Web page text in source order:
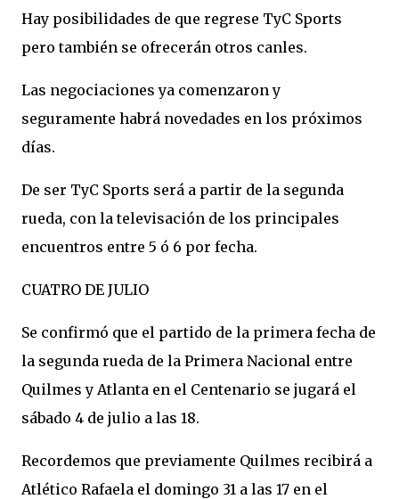
Hay posibilidades de que regrese TyC Sports
pero también se ofrecerán otros canles.
Las negociaciones ya comenzaron y
seguramente habrá novedades en los próximos
días.
De ser TyC Sports será a partir de la segunda
rueda, con la televisación de los principales
encuentros entre 5 ó 6 por fecha.
CUATRO DE JULIO
Se confirmó que el partido de la primera fecha de
la segunda rueda de la Primera Nacional entre
Quilmes y Atlanta en el Centenario se jugará el
sábado 4 de julio a las 18.
Recordemos que previamente Quilmes recibirá a
Atlético Rafaela el domingo 31 a las 17 en el